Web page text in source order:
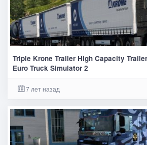
Triple Krone Trailer High Capacity
Euro Truck Simulator 2
7 лет назад